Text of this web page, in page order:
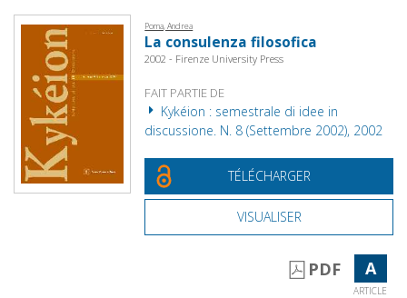
Poma, Andrea
La consulenza filosofica
2002 - Firenze University Press
FAIT PARTIE DE
Kykéion : semestrale di idee in
discussione. N. 8 (Settembre 2002), 2002
TÉLÉCHARGER
VISUALISER
PDF A
ARTICLE